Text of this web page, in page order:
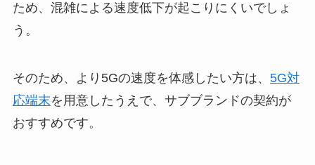
ため、混雑による速度低下が起こりにくいでしょ
う。
そのため、より5Gの速度を体感したい方は、 5G対
応端末を用意したうえで、サブブランドの契約が
おすすめです。